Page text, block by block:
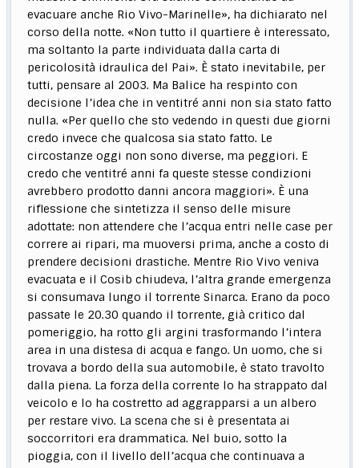
evacuare anche Rio Vivo-Marinelle», ha dichiarato nel
corso della notte. «Non tutto il quartiere è interessato,
ma soltanto la parte individuata dalla carta di
pericolosità idraulica del Pai». È stato inevitabile, per
tutti, pensare al 2003. Ma Balice ha respinto con
decisione l’idea che in ventitré anni non sia stato fatto
nulla. «Per quello che sto vedendo in questi due giorni
credo invece che qualcosa sia stato fatto. Le
circostanze oggi non sono diverse, ma peggiori. E
credo che ventitré anni fa queste stesse condizioni
avrebbero prodotto danni ancora maggiori». È una
riflessione che sintetizza il senso delle misure
adottate: non attendere che l’acqua entri nelle case per
correre ai ripari, ma muoversi prima, anche a costo di
prendere decisioni drastiche. Mentre Rio Vivo veniva
evacuata e il Cosib chiudeva, l’altra grande emergenza
si consumava lungo il torrente Sinarca. Erano da poco
passate le 20.30 quando il torrente, già critico dal
pomeriggio, ha rotto gli argini trasformando l’intera
area in una distesa di acqua e fango. Un uomo, che si
trovava a bordo della sua automobile, è stato travolto
dalla piena. La forza della corrente lo ha strappato dal
veicolo e lo ha costretto ad aggrapparsi a un albero
per restare vivo. La scena che si è presentata ai
soccorritori era drammatica. Nel buio, sotto la
pioggia, con il livello dell’acqua che continuava a